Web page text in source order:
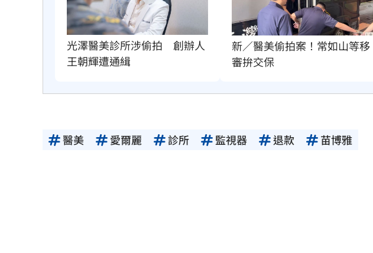
光澤醫美診所涉偷拍　創辦人
王朝輝遭通緝
新／醫美偷拍案！常如山等移
審拚交保
醫美 愛爾麗 診所 監視器 退款 苗博雅